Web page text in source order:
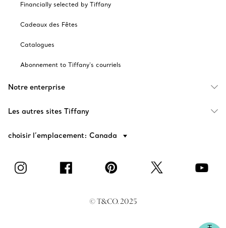
Financially selected by Tiffany
Cadeaux des Fêtes
Catalogues
Abonnement to Tiffany's courriels
Notre enterprise
Les autres sites Tiffany
choisir l’emplacement: Canada
© T&CO. 2025